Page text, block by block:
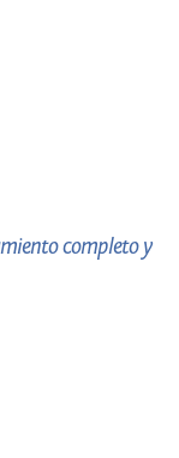
completo y